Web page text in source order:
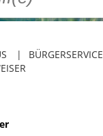
BÜRGERSERVICE